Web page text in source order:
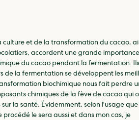
culture et de la transformation du cacao,
accordent une grande
du cacao pendant la fermentation. Ils
de la fermentation se développent les
biochimique nous fait perdre
chimiques de la fève de cacao qui
la santé. Évidemment, selon l'usage que
procédé le sera aussi et dans mon cas, je